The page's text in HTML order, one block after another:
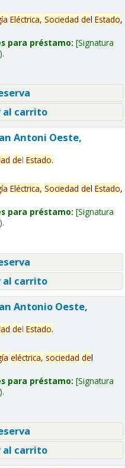
Eléctrica, Sociedad del Estado,
para préstamo: Signatura
carrito
Antoni Oeste,
del Estado.
Eléctrica, Sociedad del Estado,
para préstamo: Signatura
carrito
Antonio Oeste,
del Estado.
eléctrica, sociedad del
para préstamo: Signatura
carrito